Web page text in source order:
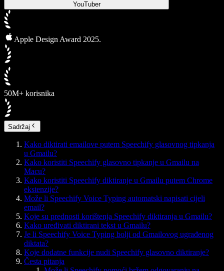
YouTuber
Apple Design Award 2025.
50M+ korisnika
Sadržaj
Kako diktirati emailove putem Speechify glasovnog tipkanja
u Gmailu?
Kako koristiti Speechify glasovno tipkanje u Gmailu na
Macu?
Kako koristiti Speechify diktiranje u Gmailu putem Chrome
ekstenzije?
Može li Speechify Voice Typing automatski napisati cijeli
email?
Koje su prednosti korištenja Speechify diktiranja u Gmailu?
Kako uređivati diktirani tekst u Gmailu?
Je li Speechify Voice Typing bolji od Gmailovog ugrađenog
diktata?
Koje dodatne funkcije nudi Speechify glasovno diktiranje?
Česta pitanja